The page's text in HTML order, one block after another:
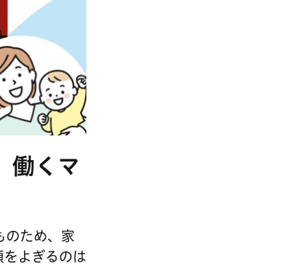
働くマ
のため、家
よぎるのは